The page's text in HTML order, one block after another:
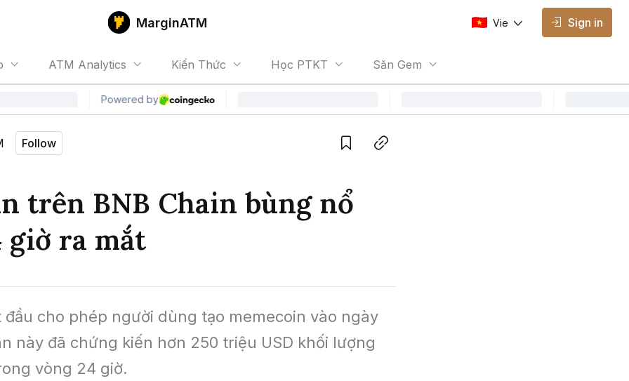
MarginATM
ATM Analytics Kiến Thức Học PTKT Săn Gem
Vie
Vietnamese
Sign in
Follow
trên BNB Chain bùng nổ
giờ ra mắt
đầu cho phép người dùng tạo memecoin vào ngày
này đã chứng kiến hơn 250 triệu USD khối lượng
vòng 24 giờ.